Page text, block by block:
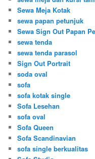
Sewa Meja Kotak
sewa papan petunjuk
Sewa Sign Out Papan
sewa tenda
sewa tenda parasol
Sign Out Portrait
soda oval
sofa
sofa kotak single
Sofa Lesehan
sofa oval
Sofa Queen
Sofa Scandinavian
sofa single berkualitas